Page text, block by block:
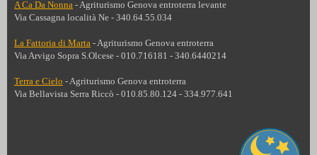
A Ca Da Nonna - Agriturismo Genova entroterra levante
Via Cassagna località Ne - 340.64.55.034
La Fattoria di Marta - Agriturismo Genova entroterra
Via Arvigo Sopra S.Olcese - 010.716181 - 340.6440214
Terra e Cielo - Agriturismo Genova entroterra
Via Bellavista Serra Riccò - 010.85.80.124 - 334.977.641